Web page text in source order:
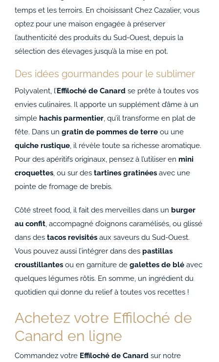
temps et les terroirs. En choisissant Chez Cazalier, vous
optez pour une maison engagée à préserver
l’authenticité des produits du Sud-Ouest, depuis la
sélection des élevages jusqu’à la mise en pot.
Des idées gourmandes pour le sublimer
Polyvalent, l’Effiloché de Canard se prête à toutes vos
envies culinaires. Il apporte un supplément d’âme à un
simple hachis parmentier, qu’il transforme en plat de
fête. Dans un gratin de pommes de terreou une
quiche rustique, il révèle toute sa richesse aromatique.
Pour des apéritifs originaux, pensez à l’utiliser en mini
croquettes, ou sur des tartines gratinéesavec une
pointe de fromage de brebis.
Côté street food, il fait des merveilles dans un burger
au confit, accompagné d’oignons caramélisés, ou glissé
dans des tacos revisitésaux saveurs du Sud-Ouest.
Vous pouvez aussi l’intégrer dans des pastillas
croustillantesou en garniture de galettes de bléavec
quelques légumes rôtis. En somme, un ingrédient du
quotidien qui donne du relief à toutes vos recettes !
Achetez votre Effiloché de
Canard en ligne
Commandez votre Effiloché de Canard sur notre